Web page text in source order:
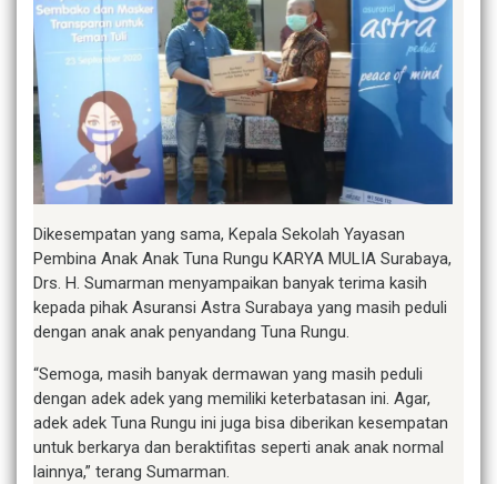
Dikesempatan yang sama, Kepala Sekolah Yayasan
Pembina Anak Anak Tuna Rungu KARYA MULIA Surabaya,
Drs. H. Sumarman menyampaikan banyak terima kasih
kepada pihak Asuransi Astra Surabaya yang masih peduli
dengan anak anak penyandang Tuna Rungu.
“Semoga, masih banyak dermawan yang masih peduli
dengan adek adek yang memiliki keterbatasan ini. Agar,
adek adek Tuna Rungu ini juga bisa diberikan kesempatan
untuk berkarya dan beraktifitas seperti anak anak normal
lainnya,” terang Sumarman.